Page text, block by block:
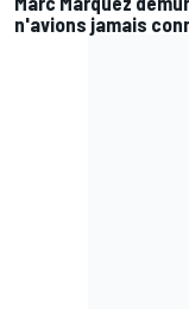
n'avions jamais